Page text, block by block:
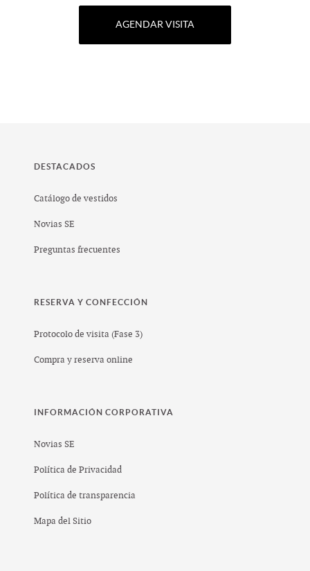
AGENDAR VISITA
DESTACADOS
Catálogo de vestidos
Novias SE
Preguntas frecuentes
RESERVA Y CONFECCIÓN
Protocolo de visita (Fase 3)
Compra y reserva online
INFORMACIÓN CORPORATIVA
Novias SE
Política de Privacidad
Política de transparencia
Mapa del Sitio